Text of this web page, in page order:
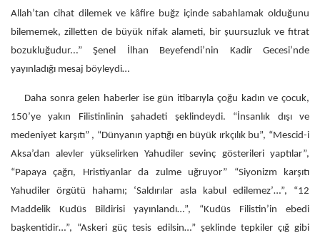
Allah’tan cihat dilemek ve kâfire buğz içinde sabahlamak olduğunu
bilememek, zilletten de büyük nifak alameti, bir şuursuzluk ve fıtrat
bozukluğudur...” Şenel İlhan Beyefendi’nin Kadir Gecesi’nde
yayınladığı mesaj böyleydi…
Daha sonra gelen haberler ise gün itibarıyla çoğu kadın ve çocuk,
150’ye yakın Filistinlinin şahadeti şeklindeydi. “İnsanlık dışı ve
medeniyet karşıtı” , “Dünyanın yaptığı en büyük ırkçılık bu”, “Mescid-i
Aksa’dan alevler yükselirken Yahudiler sevinç gösterileri yaptılar”,
“Papaya çağrı, Hristiyanlar da zulme uğruyor” “Siyonizm karşıtı
Yahudiler örgütü hahamı; ‘Saldırılar asla kabul edilemez’…”, “12
Maddelik Kudüs Bildirisi yayınlandı…”, “Kudüs Filistin’in ebedi
başkentidir…”, “Askeri güç tesis edilsin…” şeklinde tepkiler çığ gibi